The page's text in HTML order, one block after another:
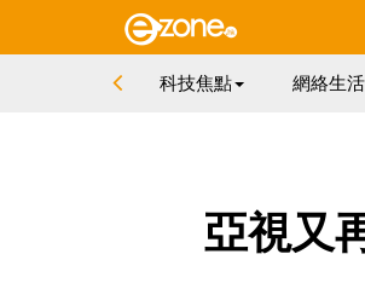
科技焦點 網絡生活
亞視又